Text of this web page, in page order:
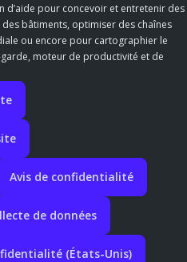
d’aide pour concevoir et entretenir des
bâtiments, optimiser des chaînes
ou encore pour cartographier le
moteur de productivité et de
Avis de confidentialité
de données
(États-Unis)